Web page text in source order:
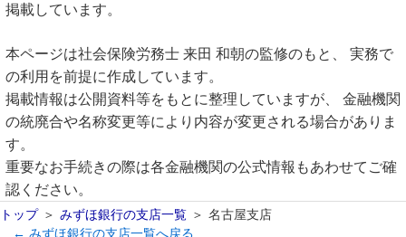
掲載しています。
本ページは社会保険労務士 来田 和朝の監修のもと、 実務で
の利用を前提に作成しています。
掲載情報は公開資料等をもとに整理していますが、 金融機関
の統廃合や名称変更等により内容が変更される場合がありま
す。
重要なお手続きの際は各金融機関の公式情報もあわせてご確
認ください。
トップ みずほ銀行の支店一覧
名古屋支店
← みずほ銀行の支店一覧へ戻る